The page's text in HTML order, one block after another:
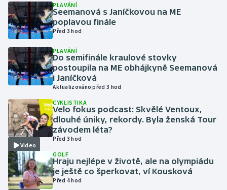
Judo
Krasobruslení
Lezení
Lyže a snowboard
Moderní pětiboj
Motorsport
Olympijské hry
Parasport
PLAVÁNÍ
Seemanová s Janíčkovou na ME
poplavou finále
Před 3 hod
PLAVÁNÍ
Do semifinále kraulové stovky
postoupila na ME obhájkyně Seemanová
i Janíčková
Aktualizováno před 3 hod
Video
CYKLISTIKA
Velo fokus podcast: Skvělé Ventoux,
dlouhé úniky, rekordy. Byla ženská Tour
závodem léta?
Před 3 hod
GOLF
Hraju nejlépe v životě, ale na olympiádu
je ještě co šperkovat, ví Kousková
Před 4 hod